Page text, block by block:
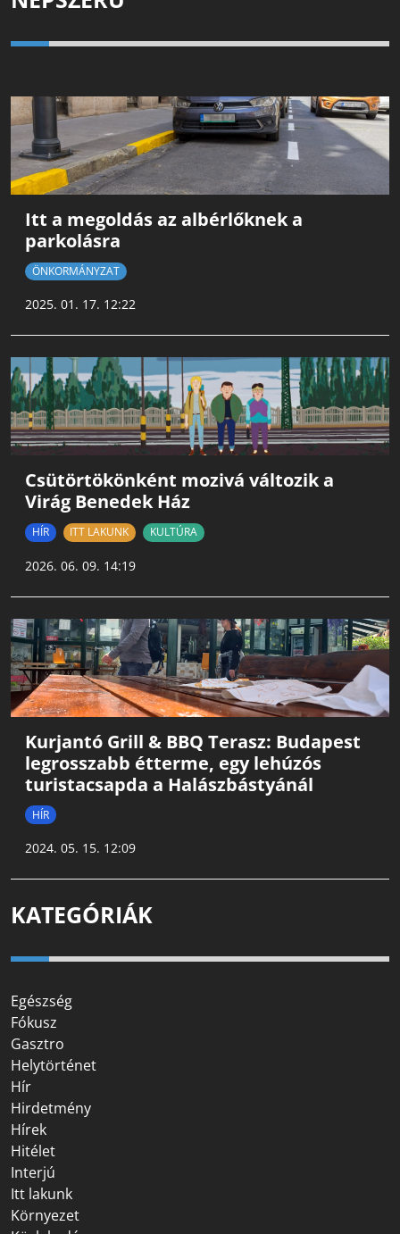
Itt a megoldás az albérlőknek a
parkolásra
ÖNKORMÁNYZAT
2025. 01. 17. 12:22
Csütörtökönként mozivá változik a
Virág Benedek Ház
HÍR ITT LAKUNK KULTÚRA
2026. 06. 09. 14:19
Kurjantó Grill & BBQ Terasz: Budapest
legrosszabb étterme, egy lehúzós
turistacsapda a Halászbástyánál
HÍR
2024. 05. 15. 12:09
KATEGÓRIÁK
Egészség
Fókusz
Gasztro
Helytörténet
Hír
Hirdetmény
Hírek
Hitélet
Interjú
Itt lakunk
Környezet